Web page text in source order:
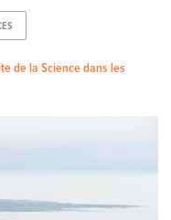
de la Science dans les